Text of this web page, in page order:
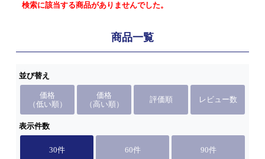
検索に該当する商品がありませんでした。
商品一覧
並び替え
価格
（低い順）
価格
（高い順）
評価順 レビュー数
表示件数
30件 60件 90件